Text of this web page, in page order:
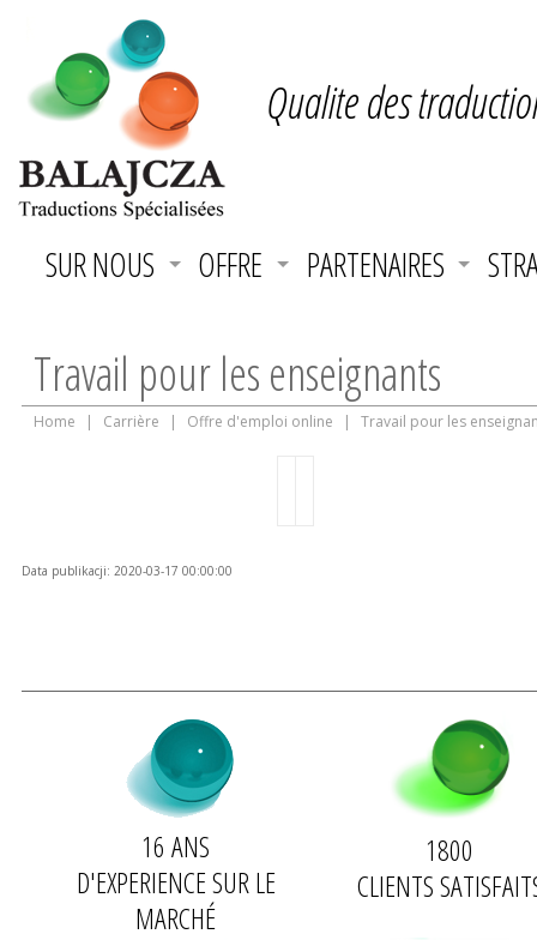
Qualite des
SUR NOUS OFFRE PARTENAIRES
Travail pour les enseignants
Home | Carrière | Offre d'emploi online | Travail pour les
Data publikacji: 2020-03-17 00:00:00
16 ANS
D'EXPERIENCESUR LE
MARCHÉ
1800
CLIENTSSATISFAIT